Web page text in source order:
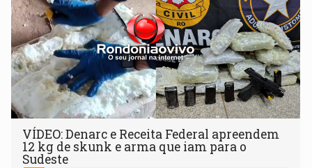
VÍDEO: Denarc e Receita Federal apreendem
12 kg de skunk e arma que iam para o
Sudeste